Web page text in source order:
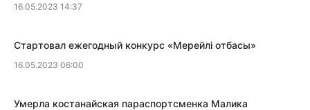
16.05.2023 14:37
​Стартовал ежегодный конкурс «Мерейлi отбасы»
16.05.2023 06:00
​Умерла костанайская параспортсменка Малика